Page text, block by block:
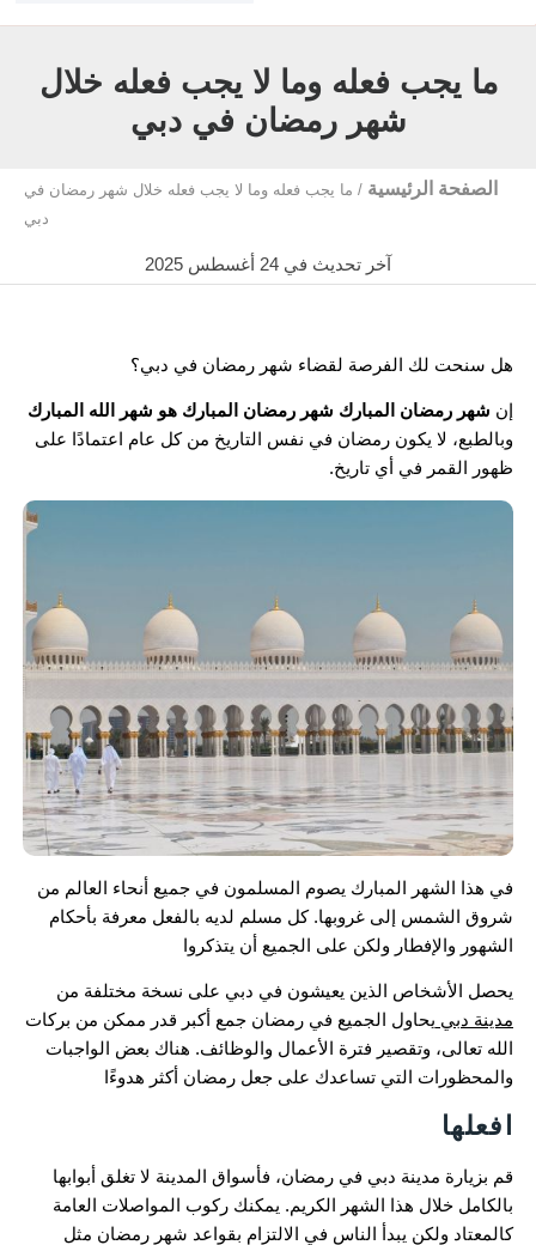
ما يجب فعله وما لا يجب فعله خلال
شهر رمضان في دبي
الصفحة الرئيسية / ما يجب فعله وما لا يجب فعله خلال شهر رمضان في
دبي
آخر تحديث في 24 أغسطس 2025
هل سنحت لك الفرصة لقضاء شهر رمضان في دبي؟
إن شهر رمضان المبارك شهر رمضان المبارك هو شهر الله المبارك
وبالطبع، لا يكون رمضان في نفس التاريخ من كل عام اعتمادًا على
ظهور القمر في أي تاريخ.
في هذا الشهر المبارك يصوم المسلمون في جميع أنحاء العالم من
شروق الشمس إلى غروبها. كل مسلم لديه بالفعل معرفة بأحكام
الشهور والإفطار ولكن على الجميع أن يتذكروا
يحصل الأشخاص الذين يعيشون في دبي على نسخة مختلفة من
مدينة دبي يحاول الجميع في رمضان جمع أكبر قدر ممكن من بركات
الله تعالى، وتقصير فترة الأعمال والوظائف. هناك بعض الواجبات
والمحظورات التي تساعدك على جعل رمضان أكثر هدوءًا
افعلها
قم بزيارة مدينة دبي في رمضان، فأسواق المدينة لا تغلق أبوابها
بالكامل خلال هذا الشهر الكريم. يمكنك ركوب المواصلات العامة
كالمعتاد ولكن يبدأ الناس في الالتزام بقواعد شهر رمضان مثل